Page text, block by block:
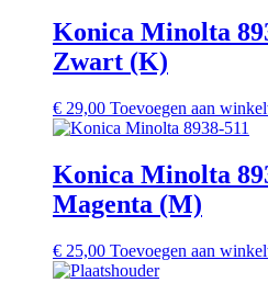
Konica Minolta
Zwart (K)
€ 29,00 Toevoegen aan
Konica Minolta
Magenta (M)
€ 25,00 Toevoegen aan